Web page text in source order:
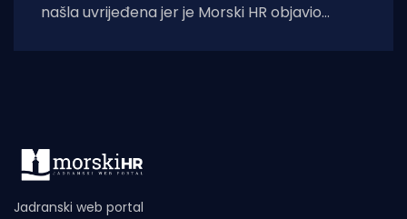
našla uvrijeđena jer je Morski HR objavio
Jadranski web portal